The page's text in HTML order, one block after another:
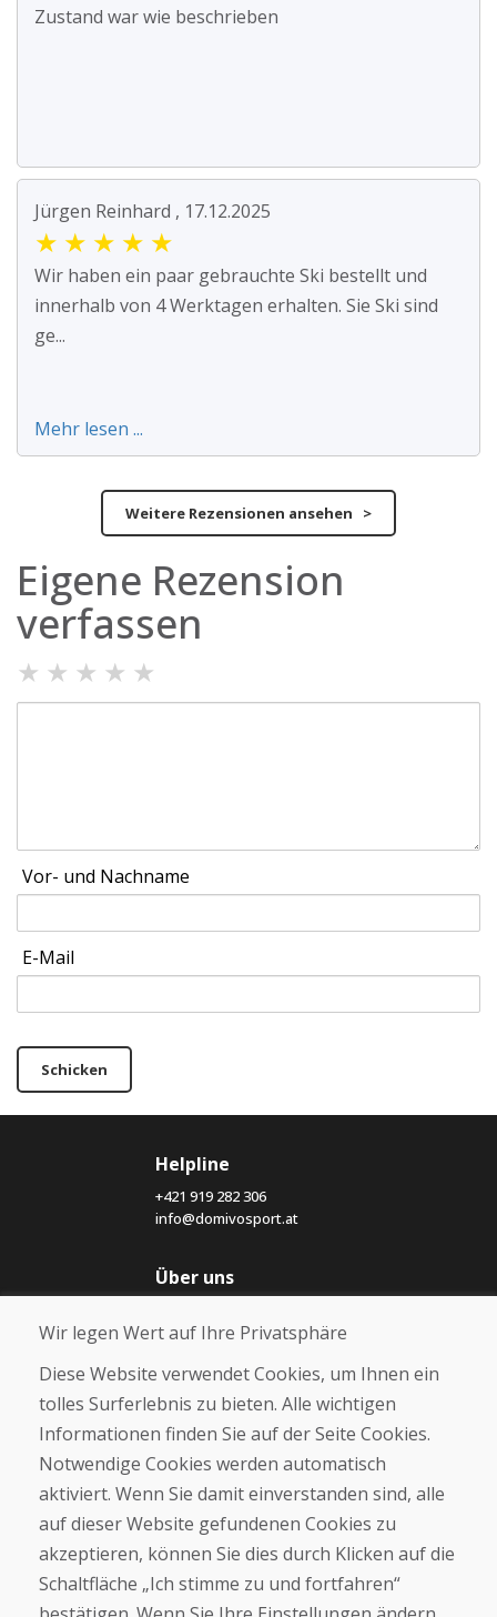
Zustand war wie beschrieben
Jürgen Reinhard , 17.12.2025
★ ★ ★ ★ ★
Wir haben ein paar gebrauchte Ski bestellt und
innerhalb von 4 Werktagen erhalten. Sie Ski sind
ge...
Mehr lesen ...
Weitere Rezensionen ansehen >
Eigene Rezension
verfassen
★ ★ ★ ★ ★
Vor- und Nachname
E-Mail
Schicken
Helpline
+421 919 282 306
info@domivosport.at
Über uns
Über uns
Kontakt
Kaufen
E-Shop
Geschäftsbedingungen
Zahlung
Beschwerde
Rückgabe und Umtausch von Waren
Wir legen Wert auf Ihre Privatsphäre
Diese Website verwendet Cookies, um Ihnen ein
tolles Surferlebnis zu bieten. Alle wichtigen
Informationen finden Sie auf der Seite Cookies.
Notwendige Cookies werden automatisch
aktiviert. Wenn Sie damit einverstanden sind, alle
auf dieser Website gefundenen Cookies zu
akzeptieren, können Sie dies durch Klicken auf die
Schaltfläche „Ich stimme zu und fortfahren“